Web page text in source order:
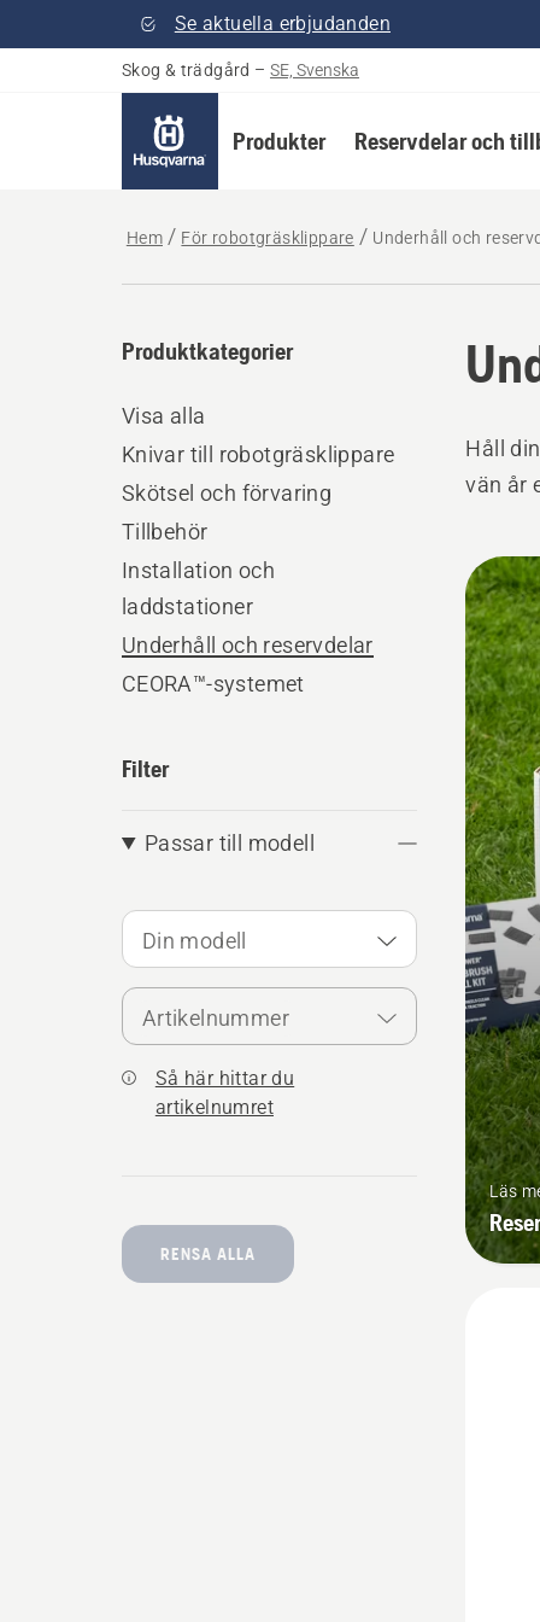
Se aktuella erbjudanden
Skog & trädgård – SE, Svenska
Produkter Reservdelar och
Hem För robotgräsklippare Underhåll och
Produktkategorier
Visa alla
Knivar till robotgräsklippare
Skötsel och förvaring
Tillbehör
Installation och
laddstationer
Underhåll och reservdelar
CEORA™-systemet
Filter
Passar till modell
Din modell
Artikelnummer
Så här hittar du
artikelnumret
RENSA ALLA
Håll
vän år
Alla
Läs